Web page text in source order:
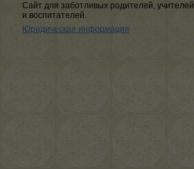
Сайт для заботливых родителей, учителей
и воспитателей.
Юридическая информация